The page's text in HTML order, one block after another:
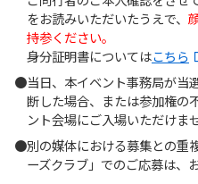
をお読みいただいたうえで、
持参ください。
身分証明書についてはこちら
当日、本イベント事務局が当
断した場合、または参加権の
ント会場にご入場いただけま
別の媒体における募集との重
ーズクラブ」でのご応募は、